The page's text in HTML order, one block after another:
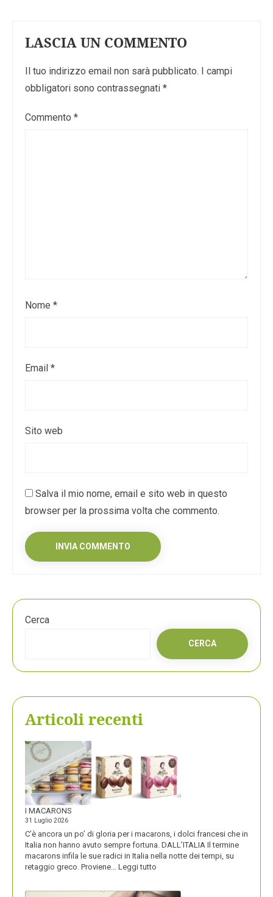
LASCIA UN COMMENTO
Il tuo indirizzo email non sarà pubblicato. I campi
obbligatori sono contrassegnati *
Commento *
Nome *
Email *
Sito web
Salva il mio nome, email e sito web in questo
browser per la prossima volta che commento.
Cerca
CERCA
Articoli recenti
I MACARONS
31 Luglio 2026
C’è ancora un po’ di gloria per i macarons, i dolci francesi che in
Italia non hanno avuto sempre fortuna. DALL’ITALIA Il termine
macarons infila le sue radici in Italia nella notte dei tempi, su
retaggio greco. Proviene… Leggi tutto
MACARONS